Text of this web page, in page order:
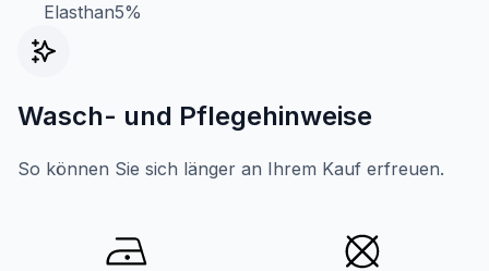
Elasthan5%
Wasch- und Pflegehinweise
So können Sie sich länger an Ihrem Kauf erfreuen.